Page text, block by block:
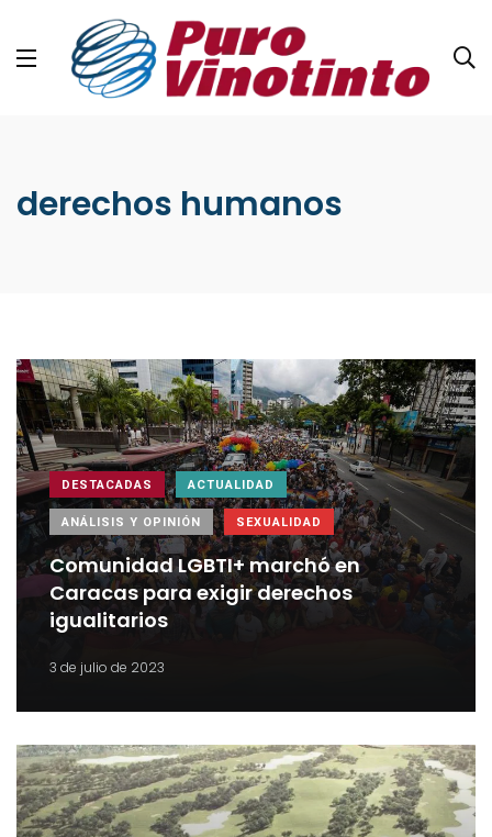
derechos humanos
DESTACADAS ACTUALIDAD
ANÁLISIS Y OPINIÓN SEXUALIDAD
Comunidad LGBTI+ marchó en
Caracas para exigir derechos
igualitarios
3 de julio de 2023